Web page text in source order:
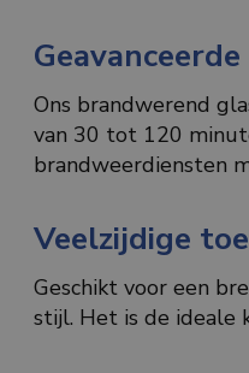
Ons brandwerend
van 30 tot 120
brandweerdiensten
Veelzijdige
Geschikt voor een
stijl. Het is de ideale